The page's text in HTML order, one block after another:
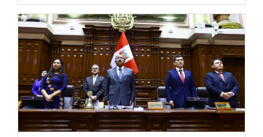
Facebook:https://goo.gl/s5t7XN
Twitter:https://goo.gl/iMywRR
YouTube:https://goo.gl/VBXBNk
Radio: goo.gl/hMwTg1
fotografia.congreso.gob.pe